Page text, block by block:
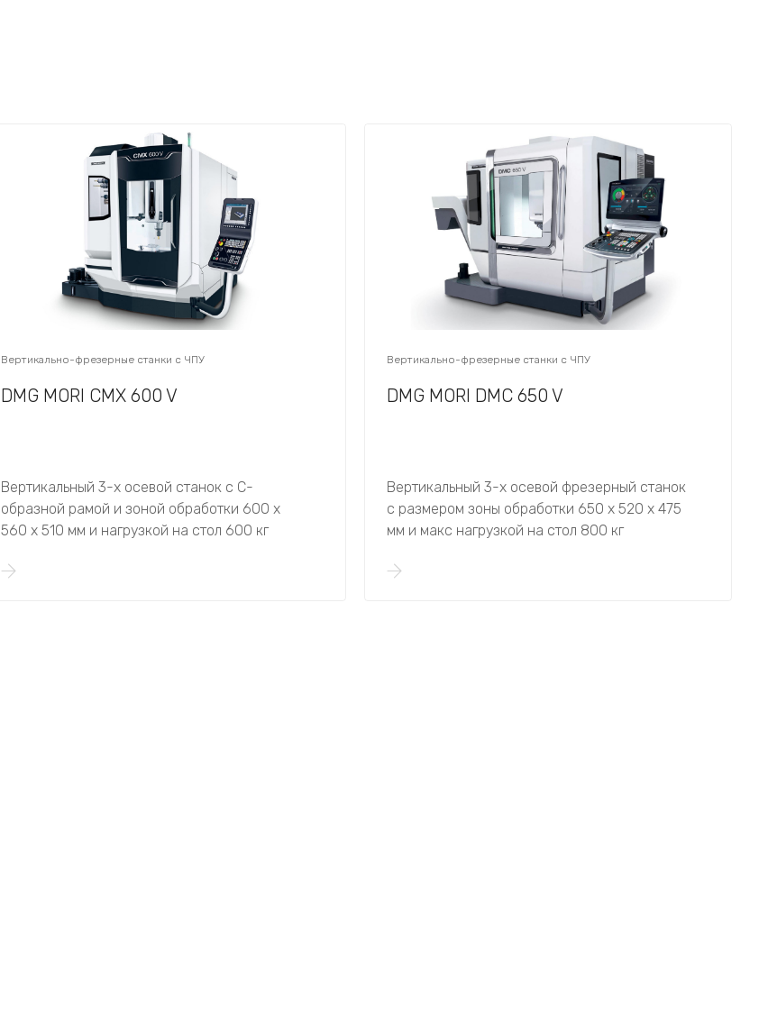
Вертикально-фрезерные станки с ЧПУ
DMG MORI CMX 600 V
Вертикальный 3-х осевой станок с С-
образной рамой и зоной обработки 600 х
560 х 510 мм и нагрузкой на стол 600 кг
Вертикально-фрезерные станки с ЧПУ
DMG MORI DMC 650 V
Вертикальный 3-х осевой фрезерный станок
с размером зоны обработки 650 х 520 х 475
мм и макс нагрузкой на стол 800 кг